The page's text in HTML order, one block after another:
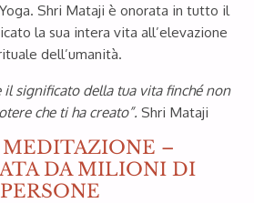
Photo 4
Shri Mataji è onorata in tutto il
la sua intera vita all’elevazione
dell’umanità.
il significato della tua vita finché non
che ti ha creato”. Shri Mataji
MEDITAZIONE –
DA MILIONI DI
PERSONE